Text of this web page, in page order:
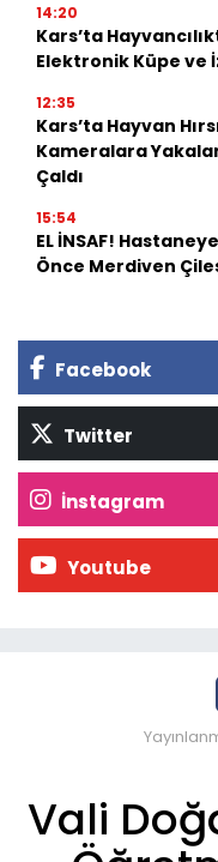
14:20
Kars’ta
Elektronik Küpe ve
12:35
Kars’ta Hayvan
Kameralara
Çaldı
15:54
EL İNSAF!
Önce Merdiven
Facebook
Twitter
İnstagram
Youtube
Vali